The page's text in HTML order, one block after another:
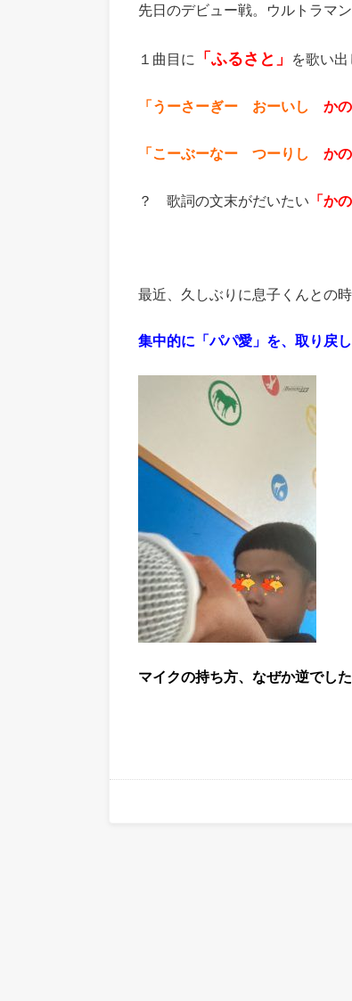
先日のデビュー戦。ウルトラマ
１曲目に 「ふるさと」 を歌い
「うーさーぎー おーいし か
「こーぶーなー つーりし か
？ 歌詞の文末がだいたい 「か
最近、久しぶりに息子くんとの
集中的に「パパ愛」を、取り戻
マイクの持ち方、なぜか逆でし